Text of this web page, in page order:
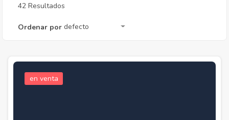
42 Resultados
Ordenar por defecto
en venta